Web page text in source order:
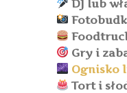
DJ lub
Gry i
Ognisko
Tort i